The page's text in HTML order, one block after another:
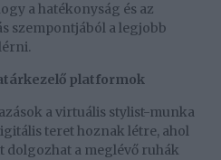
a hatékonyság és az
szempontjából a legjobb
platformok
a virtuális stylist-munka
teret hoznak létre, ahol
dolgozhat a meglévő ruhák